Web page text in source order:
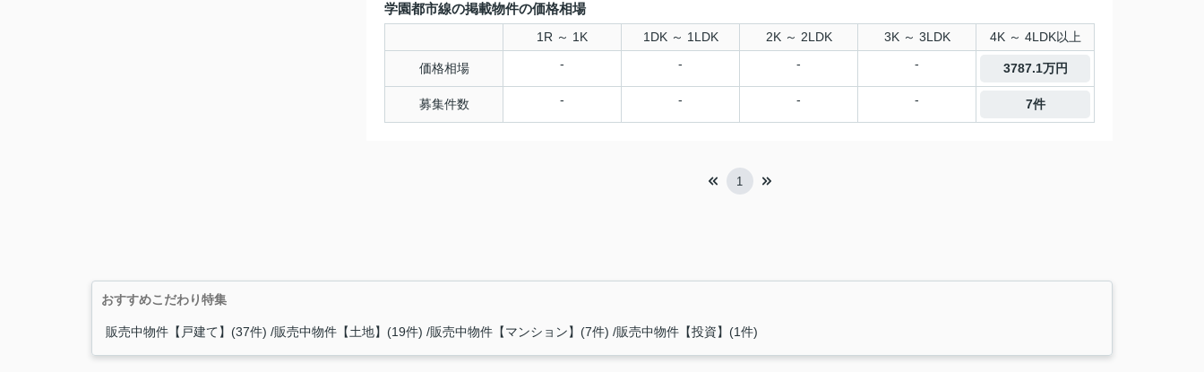
学園都市線の掲載物件の価格相場
1R ～ 1K 1DK ～ 1LDK 2K ～ 2LDK 3K ～ 3LDK 4K ～ 4LDK以上
価格相場 - - - - 3787.1万円
募集件数 - - - - 7件
1
おすすめこだわり特集
販売中物件【戸建て】(37件) 販売中物件【土地】(19件) 販売中物件【マンション】(7件) 販売中物件【投資】(1件)